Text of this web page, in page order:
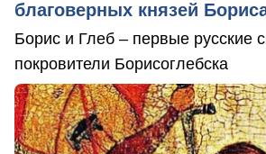
благоверных князей
Борис и Глеб – первые русские
покровители Борисоглебска